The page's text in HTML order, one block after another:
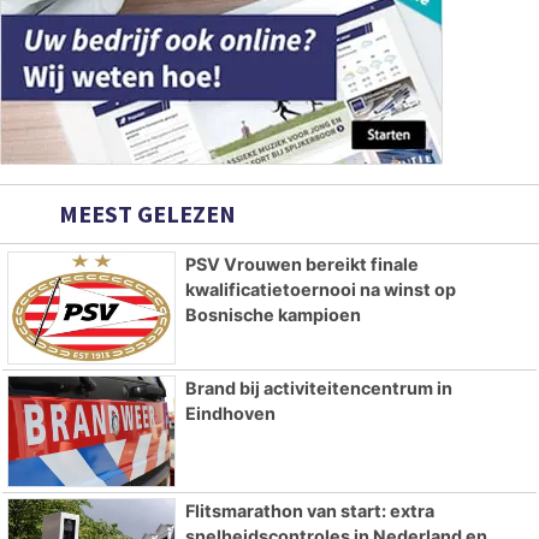
MEEST GELEZEN
PSV Vrouwen bereikt finale
kwalificatietoernooi na winst op
Bosnische kampioen
Brand bij activiteitencentrum in
Eindhoven
Flitsmarathon van start: extra